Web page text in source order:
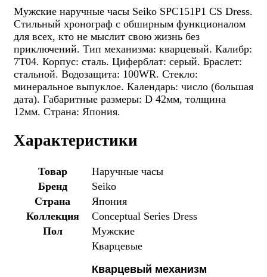
Мужские наручные часы Seiko SPC151P1 CS Dress.
Стильный хронограф с обширным функционалом
для всех, кто не мыслит свою жизнь без
приключений. Тип механизма: кварцевый. Калибр:
7T04. Корпус: сталь. Циферблат: серый. Браслет:
стальной. Водозащита: 100WR. Стекло:
минеральное выпуклое. Календарь: число (большая
дата). Габаритные размеры: D 42мм, толщина
12мм. Страна: Япония.
Характеристики
Товар
Наручные часы
Бренд
Seiko
Страна
Япония
Коллекция
Conceptual Series Dress
Пол
Мужские
Кварцевые
Кварцевый механизм